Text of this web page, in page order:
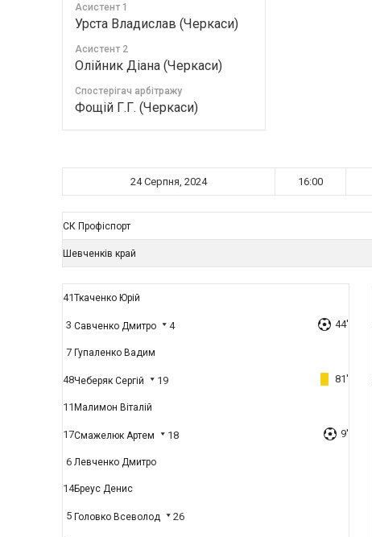
Асистент 1
Урста Владислав (Черкаси)
Асистент 2
Олійник Діана (Черкаси)
Спостерігач арбітражу
Фощій Г.Г. (Черкаси)
24 Серпня, 2024 16:00
СК Профіспорт
Шевченків край
41Ткаченко Юрій
3 Савченко Дмитро 4 44'
7 Гупаленко Вадим
48Чеберяк Сергій 19 81'
11 Малимон Віталій
17Смажелюк Артем 18 9'
6 Левченко Дмитро
14Бреус Денис
5 Головко Всеволод 26